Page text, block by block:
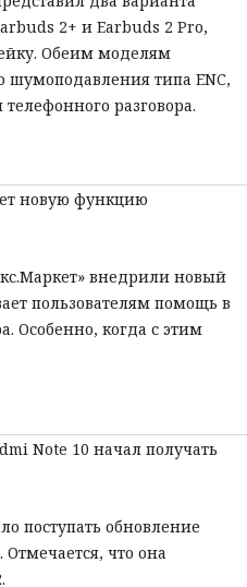
2+ и Earbuds 2 Pro,
Обеим моделям
шумоподавления типа ENC,
телефонного разговора.
новую функцию
внедрили новый
пользователям помощь в
Особенно, когда с этим
Note 10 начал получать
поступать обновление
что она